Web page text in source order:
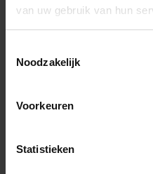
van uw gebruik van hun
Noodzakelijk
Voorkeuren
Statistieken